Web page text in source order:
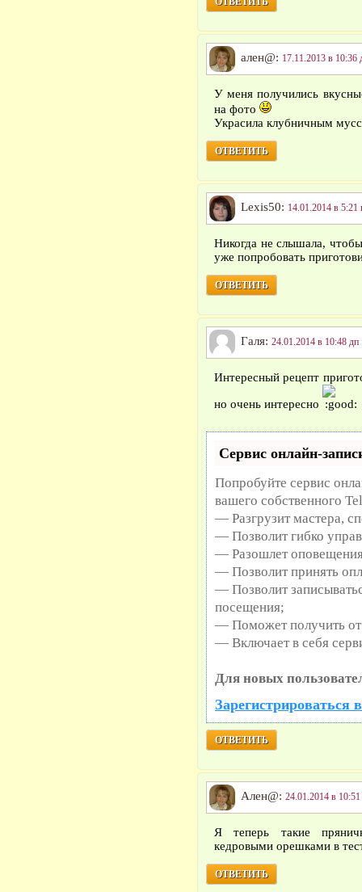
ален@: 17.11.2013 в 10:36
У меня получились
на фото
Украсила клубничным
ОТВЕТИТЬ
Lexis50: 14.01.2014 в 5:21
Никогда не слышала,
уже попробовать
ОТВЕТИТЬ
Галя: 24.01.2014 в 10:48 дп
Интересный рецепт
но очень интересно
Сервис онлайн-
Попробуйте сервис
вашего собственного
— Разгрузит мастера,
— Позволит гибко
— Разошлет
— Позволит принять
— Позволит
посещения;
— Поможет получить от
— Включает в себя
Для новых
Зарегистрироваться
ОТВЕТИТЬ
Ален@: 24.01.2014 в
Я теперь такие
кедровыми орешками в
ОТВЕТИТЬ